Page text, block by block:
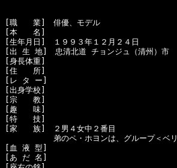
[職　　業]　俳優、モデル
[本　　名]
[生年月日]　１９９３年１２月２４日
[出 生 地]　忠清北道 チョンジュ（清州）市
[身長体重]
[住　　所]
[レ タ ー]
[出身学校]
[宗　　教]
[趣　　味]
[特　　技]
[家　　族]　２男４女中２番目
　　　　　弟のペ・ホヨンは、グループ＜ベ
[血 液 型]
[あ だ 名]